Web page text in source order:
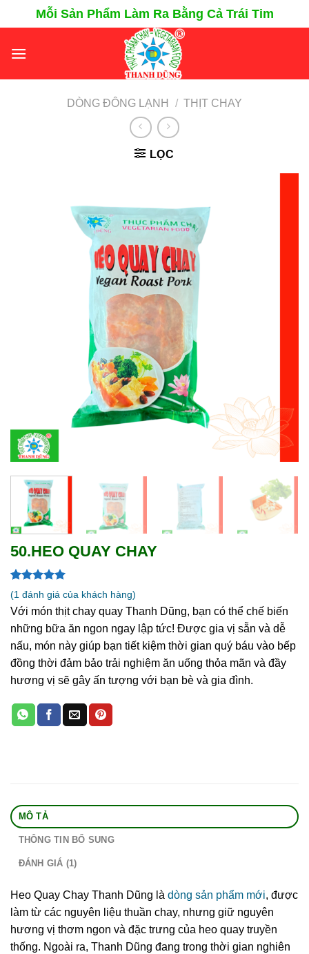
Chuyển
đến
dung
Mỗi Sản Phẩm Làm Ra Bằng Cả Trái Tim
DÒNG ĐÔNG LẠNH / THỊT CHAY
LỌC
50.HEO QUAY CHAY
5.00trên 5
dựa trên
1
đánh giá
(1 đánh giá của khách hàng)
Với món thịt chay quay Thanh Dũng, bạn có thể chế biến
những bữa ăn ngon ngay lập tức! Được gia vị sẵn và dễ
nấu, món này giúp bạn tiết kiệm thời gian quý báu vào bếp
đồng thời đảm bảo trải nghiệm ăn uống thỏa mãn và đầy
hương vị sẽ gây ấn tượng với bạn bè và gia đình.
MÔ TẢ
THÔNG TIN BỔ SUNG
ĐÁNH GIÁ (1)
Heo Quay Chay Thanh Dũng là dòng sản phẩm mới, được
làm từ các nguyên liệu thuần chay, nhưng giữ nguyên
hương vị thơm ngon và đặc trưng của heo quay truyền
thống. Ngoài ra, Thanh Dũng đang trong thời gian nghiên